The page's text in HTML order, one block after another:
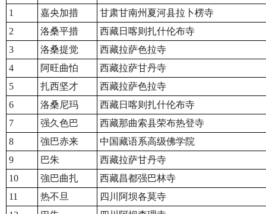
1
嘉央加措
甘肃甘南州夏河县拉卜楞寺
2
洛桑平措
西藏日喀则扎什伦布寺
3
洛桑提觉
西藏拉萨色拉寺
4
阿旺曲怕
西藏拉萨甘丹寺
5
扎西坚才
西藏拉萨色拉寺
6
洛桑尼玛
西藏日喀则扎什伦布寺
7
强久色巴
西藏那曲索县荣布热登寺
8
強巴赤来
中国藏语系高级佛学院
9
巴朱
西藏拉萨甘丹寺
10
強巴曲扎
西藏昌都强巴林寺
11
热不旦
四川阿坝各莫寺